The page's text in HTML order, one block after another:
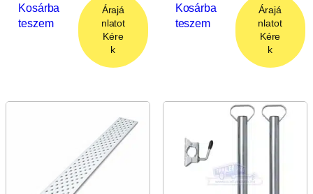
Kosárba
teszem
Árajá
nlatot
Kére
k
Kosárba
teszem
Árajá
nlatot
Kére
k